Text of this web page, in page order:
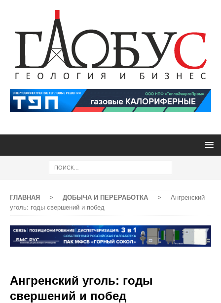
ГЛАВНАЯ > ДОБЫЧА И ПЕРЕРАБОТКА >
Ангренский
уголь: годы свершений и побед
Ангренский уголь: годы
свершений и побед